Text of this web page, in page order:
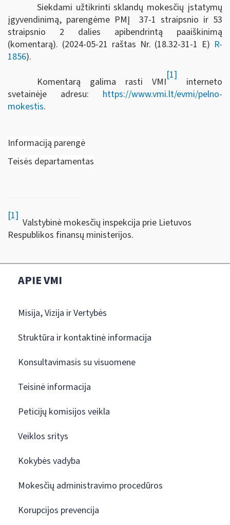
Siekdami užtikrinti sklandų mokesčių įstatymų
įgyvendinimą, parengėme PMĮ 37-1 straipsnio ir 53
straipsnio 2 dalies apibendrintą paaiškinimą
(komentarą). (2024-05-21 raštas Nr. (18.32-31-1 E) R-
1856).
Komentarą galima rasti VMI
[1]
interneto
svetainėje adresu: https://www.vmi.lt/evmi/pelno-
mokestis.
Informaciją parengė
Teisės departamentas
[1]
Valstybinė mokesčių inspekcija prie Lietuvos
Respublikos finansų ministerijos.
APIE VMI
Misija, Vizija ir Vertybės
Struktūra ir kontaktinė informacija
Konsultavimasis su visuomene
Teisinė informacija
Peticijų komisijos veikla
Veiklos sritys
Kokybės vadyba
Mokesčių administravimo procedūros
Korupcijos prevencija